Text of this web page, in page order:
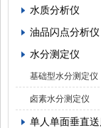
水质分析仪
油品闪点分析仪
水分测定仪
基础型水分测定仪
卤素水分测定仪
单人单面垂直送